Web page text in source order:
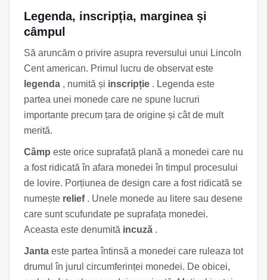
Legenda, inscripția, marginea și
câmpul
Să aruncăm o privire asupra reversului unui Lincoln
Cent american. Primul lucru de observat este
legenda , numită și inscripție . Legenda este
partea unei monede care ne spune lucruri
importante precum țara de origine și cât de mult
merită.
Câmp este orice suprafață plană a monedei care nu
a fost ridicată în afara monedei în timpul procesului
de lovire. Porțiunea de design care a fost ridicată se
numește relief. Unele monede au litere sau desene
care sunt scufundate pe suprafața monedei.
Aceasta este denumită incuză .
Janta este partea întinsă a monedei care ruleaza tot
drumul în jurul circumferinței monedei. De obicei,